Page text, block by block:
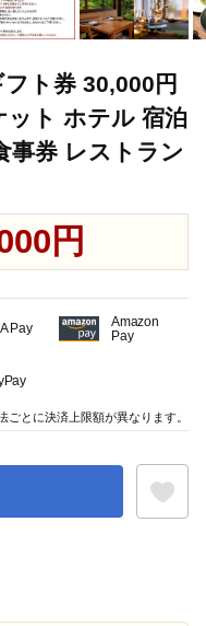
ト券 30,000円
ット ホテル 宿泊
事券 レストラン
円
Pay
Amazon
Pay
ごとに決済上限額が異なります。